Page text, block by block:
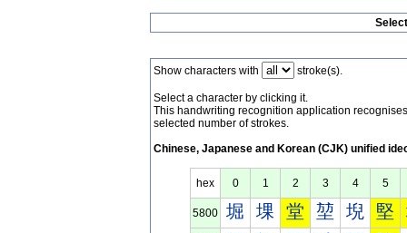
Show characters with stroke(s).
Select a character by clicking it.
This handwriting recognition application
selected number of strokes.
Chinese, Japanese and Korean (CJK) unified
hex 0 1 2 3 4 5
5800 堀 堁 堂 堃 堄 堅